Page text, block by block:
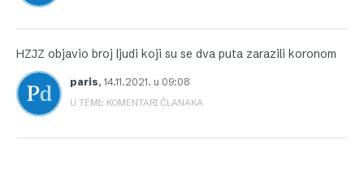
HZJZ objavio broj ljudi koji su se dva puta zarazili koronom
paris, 14.11.2021. u 09:08
U TEMI: KOMENTARI ČLANAKA